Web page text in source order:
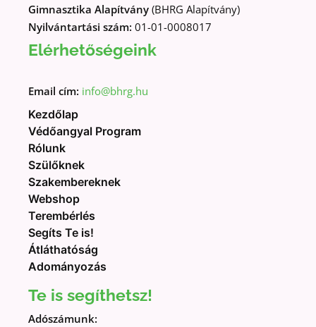
Gimnasztika Alapítvány (BHRG Alapítvány)
Nyilvántartási szám:01-01-0008017
Elérhetőségeink
Email cím: info@bhrg.hu
Kezdőlap
Védőangyal Program
Rólunk
Szülőknek
Szakembereknek
Webshop
Terembérlés
Segíts Te is!
Átláthatóság
Adományozás
Te is segíthetsz!
Adószámunk: